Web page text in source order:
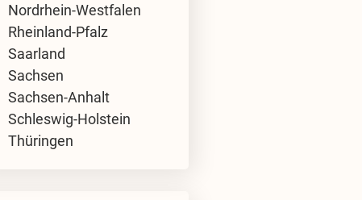
Nordrhein-Westfalen
Rheinland-Pfalz
Saarland
Sachsen
Sachsen-Anhalt
Schleswig-Holstein
Thüringen